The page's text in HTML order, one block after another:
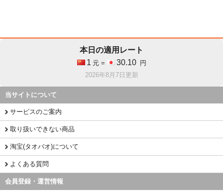
本日の適用レート
1 元 = 30.10
円
2026年8月7日更新
当サイトについて
サービスのご案内
取り扱いできない商品
淘宝(タオバオ)について
よくある質問
会員登録・運営情報